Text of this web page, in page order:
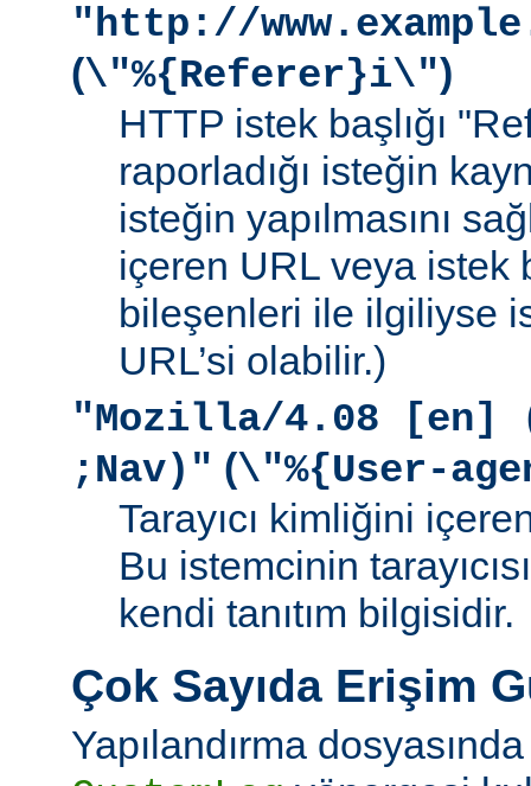
"http://
(\"%{Referer}i\")
HTTP istek başlığı
raporladığı isteğin
isteğin yapılmasını
içeren URL veya istek
bileşenleri ile ilgiliyse
URL’si olabilir.)
"Mozilla/4.08 [en]
;Nav)" (\"%{User-
Tarayıcı kimliğini
Bu istemcinin
kendi tanıtım bilgisidir.
Çok Sayıda Erişim
Yapılandırma